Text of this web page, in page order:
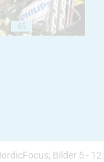
65
Bilder 5 - 12: